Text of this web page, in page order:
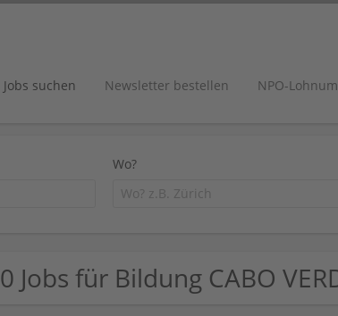
Jobs suchen Newsletter bestellen NPO-
Wo?
0 Jobs für Bildung CABO